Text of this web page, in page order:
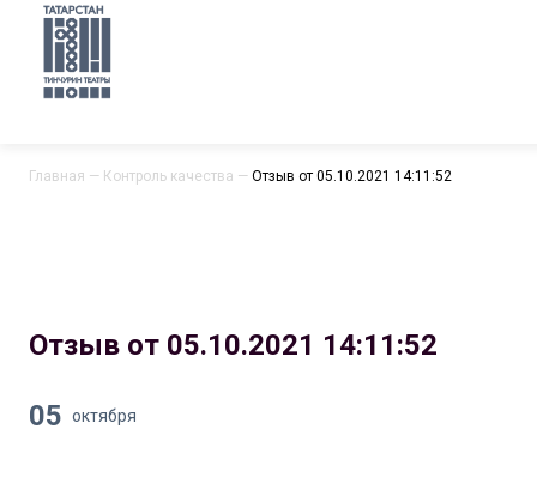
Главная — Контроль качества — Отзыв от 05.10.2021 14:11:52
Отзыв от 05.10.2021 14:11:52
05 октября